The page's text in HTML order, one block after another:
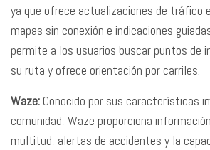
ya que ofrece actualizaciones de tráfico
mapas sin conexión e indicaciones
permite a los usuarios buscar puntos de
su ruta y ofrece orientación por carriles.
Waze: Conocido por sus características
comunidad, Waze proporciona
multitud, alertas de accidentes y la